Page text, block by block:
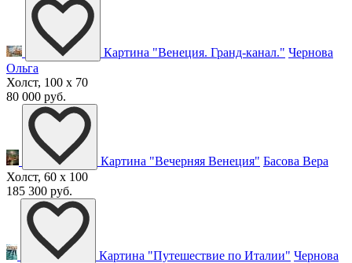
Картина "Венеция. Гранд-канал." Чернова
Ольга
Холст, 100 x 70
80 000 руб.
Картина "Вечерняя Венеция" Басова Вера
Холст, 60 x 100
185 300 руб.
Картина "Путешествие по Италии" Чернова